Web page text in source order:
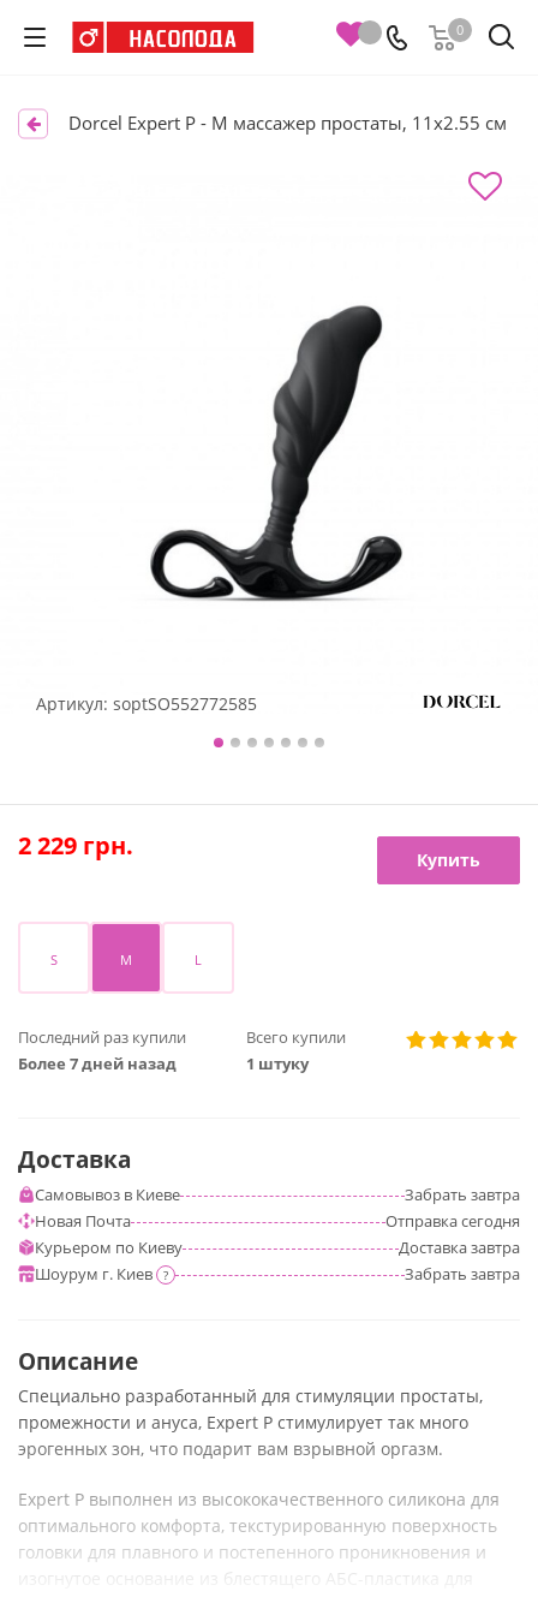
0
Dorcel Expert P - M массажер простаты, 11х2.55 см
Артикул: soptSO552772585
2 229 грн. Купить
S M L
Последний раз купили
Более 7 дней назад
Всего купили
1 штуку
Доставка
Самовывоз в Киеве Забрать завтра
Новая Почта
Отправкасегодня
Курьером по Киеву
Доставказавтра
Шоурум г. Киев
? Забрать завтра
Описание
Специально разработанный для стимуляции простаты,
промежности и ануса, Expert P стимулирует так много
эрогенных зон, что подарит вам взрывной оргазм.
Expert P выполнен из высококачественного силикона для
оптимального комфорта, текстурированную поверхность
головки для плавного и постепенного проникновения и
изогнутое основание из блестящего АБС-пластика для